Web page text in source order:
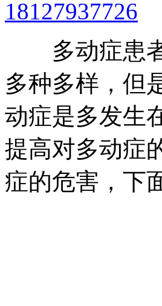
多动症患者
多种多样，但
动症是多发生
提高对多动症
症的危害，下